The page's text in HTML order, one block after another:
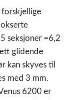
forskjellige
seksjoner =6,2
glidende
kan skyves til
med 3 mm.
6200 er